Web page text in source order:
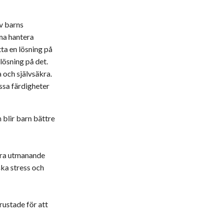
barns
hantera
en lösning på
på det.
självsäkra.
färdigheter
blir barn bättre
utmanande
stress och
för att